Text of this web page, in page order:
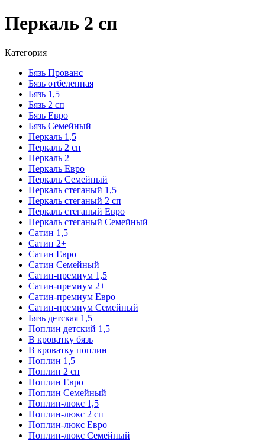
Перкаль 2 сп
Категория
Бязь Прованс
Бязь отбеленная
Бязь 1,5
Бязь 2 сп
Бязь Евро
Бязь Семейный
Перкаль 1,5
Перкаль 2 сп
Перкаль 2+
Перкаль Евро
Перкаль Семейный
Перкаль стеганый 1,5
Перкаль стеганый 2 сп
Перкаль стеганый Евро
Перкаль стеганый Семейный
Сатин 1,5
Сатин 2+
Сатин Евро
Сатин Семейный
Сатин-премиум 1,5
Сатин-премиум 2+
Сатин-премиум Евро
Сатин-премиум Семейный
Бязь детская 1,5
Поплин детский 1,5
В кроватку бязь
В кроватку поплин
Поплин 1,5
Поплин 2 сп
Поплин Евро
Поплин Семейный
Поплин-люкс 1,5
Поплин-люкс 2 сп
Поплин-люкс Евро
Поплин-люкс Семейный